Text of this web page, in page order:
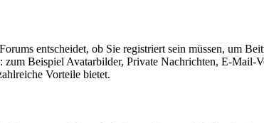
entscheidet, ob Sie registriert sein müssen, um
Beispiel Avatarbilder, Private Nachrichten, E-Mail-
Vorteile bietet.